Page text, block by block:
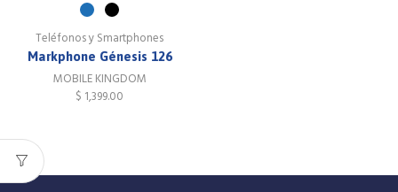
Teléfonos y Smartphones
Markphone Génesis 126
MOBILE KINGDOM
$ 1,399.00